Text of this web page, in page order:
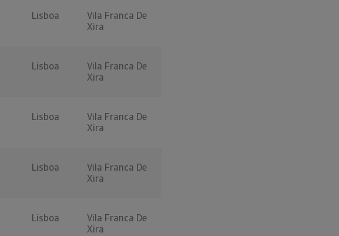
Lisboa
Vila Franca De
Xira
Lisboa
Vila Franca De
Xira
Lisboa
Vila Franca De
Xira
Lisboa
Vila Franca De
Xira
Lisboa
Vila Franca De
Xira